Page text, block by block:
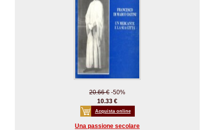
20.66 € -50%
10.33 €
Acquista online
Una passione secolare